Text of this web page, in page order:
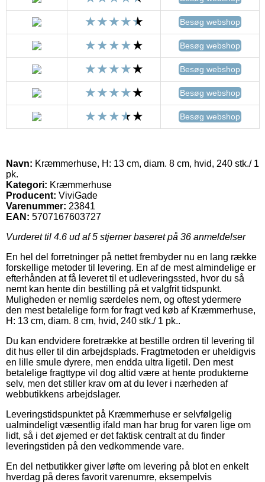
Besøg webshop
Besøg webshop
Besøg webshop
Besøg webshop
Besøg webshop
Navn: Kræmmerhuse, H: 13 cm, diam. 8 cm, hvid, 240 stk./ 1
pk.
Kategori: Kræmmerhuse
Producent: ViviGade
Varenummer: 23841
EAN: 5707167603727
Vurderet til 4.6 ud af 5 stjerner baseret på 36 anmeldelser
En hel del forretninger på nettet frembyder nu en lang række
forskellige metoder til levering. En af de mest almindelige er
efterhånden at få leveret til et udleveringssted, hvor du så
nemt kan hente din bestilling på et valgfrit tidspunkt.
Muligheden er nemlig særdeles nem, og oftest ydermere
den mest betalelige form for fragt ved køb af Kræmmerhuse,
H: 13 cm, diam. 8 cm, hvid, 240 stk./ 1 pk..
Du kan endvidere foretrække at bestille ordren til levering til
dit hus eller til din arbejdsplads. Fragtmetoden er uheldigvis
en lille smule dyrere, men endda ultra ligetil. Den mest
betalelige fragttype vil dog altid være at hente produkterne
selv, men det stiller krav om at du lever i nærheden af
webbutikkens arbejdslager.
Leveringstidspunktet på Kræmmerhuse er selvfølgelig
ualmindeligt væsentlig ifald man har brug for varen lige om
lidt, så i det øjemed er det faktisk centralt at du finder
leveringstiden på den vedkommende vare.
En del netbutikker giver løfte om levering på blot en enkelt
hverdag på deres favorit varenumre, eksempelvis